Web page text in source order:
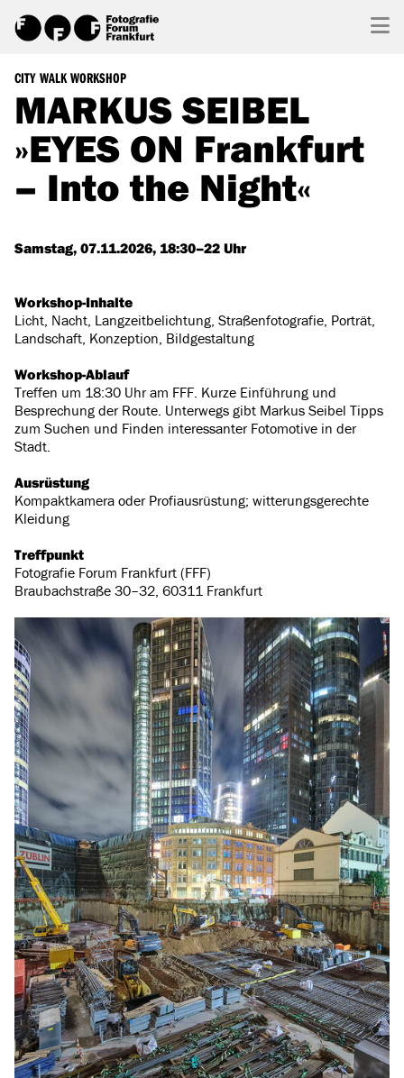
CITY WALK WORKSHOP
MARKUS SEIBEL
»EYES ON Frankfurt
– Into the Night«
Samstag, 07.11.2026, 18:30–22 Uhr
Workshop-Inhalte
Licht, Nacht, Langzeitbelichtung, Straßenfotografie, Porträt,
Landschaft, Konzeption, Bildgestaltung
Workshop-Ablauf
Treffen um 18:30 Uhr am FFF. Kurze Einführung und
Besprechung der Route. Unterwegs gibt Markus Seibel Tipps
zum Suchen und Finden interessanter Fotomotive in der
Stadt.
Ausrüstung
Kompaktkamera oder Profiausrüstung; witterungsgerechte
Kleidung
Treffpunkt
Fotografie Forum Frankfurt (FFF)
Braubachstraße 30–32, 60311 Frankfurt